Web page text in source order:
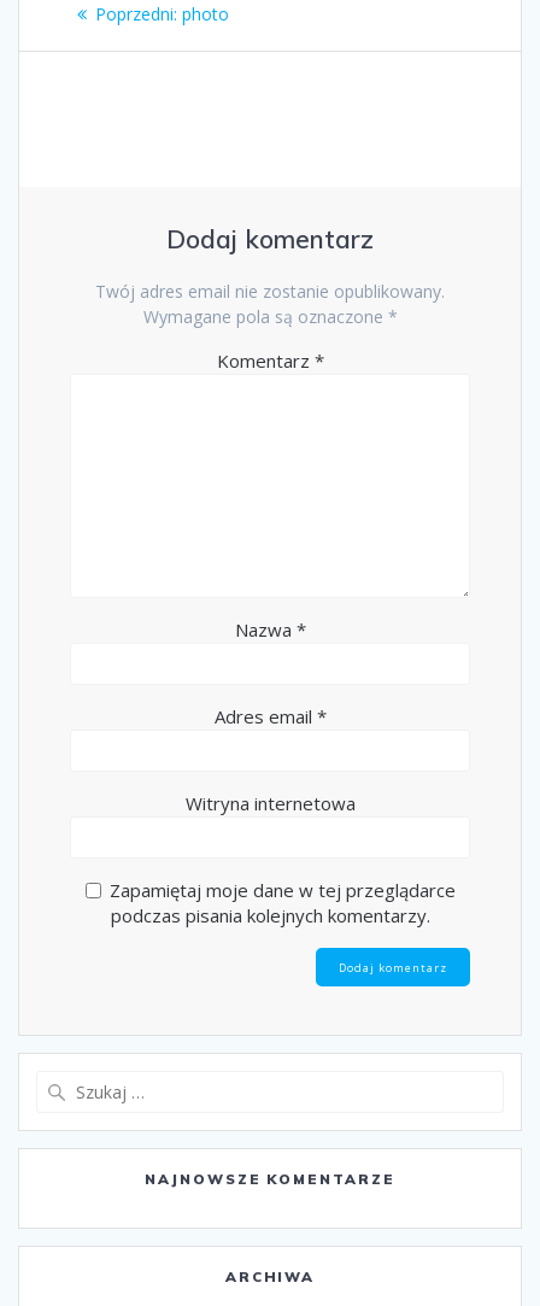
wpisu
Poprzedni: Poprzedni
photo
Dodaj komentarz
Twój adres email nie zostanie opublikowany.
Wymagane pola są oznaczone *
Komentarz *
Nazwa *
Adres email *
Witryna internetowa
Zapamiętaj moje dane w tej przeglądarce
podczas pisania kolejnych komentarzy.
NAJNOWSZE KOMENTARZE
ARCHIWA